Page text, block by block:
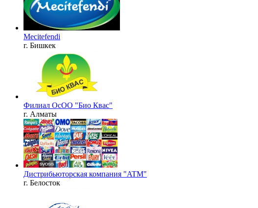
Mecitefendi
г. Бишкек
Филиал ОсОО "Био Квас"
г. Алматы
Дистрибьюторская компания "ATM"
г. Белосток